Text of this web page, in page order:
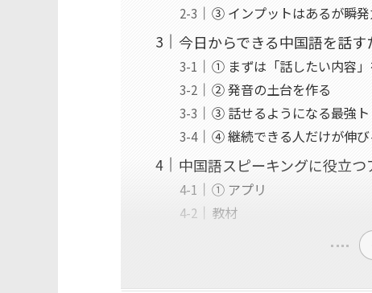
③ インプットはあるが瞬
今日からできる中国語を話
① まずは「話したい内容
② 発音の土台を作る
③ 話せるようになる最強
④ 継続できる人だけが伸
中国語スピーキングに役立
① アプリ
教材